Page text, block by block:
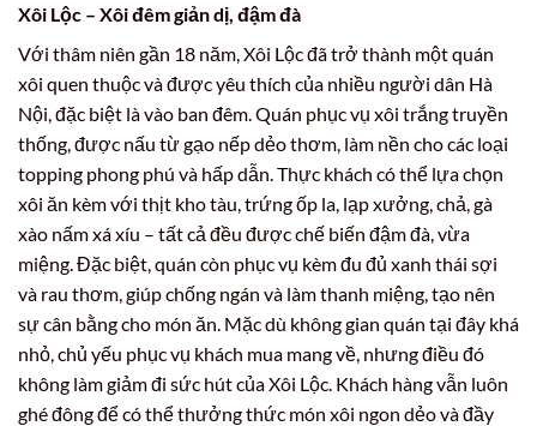
Xôi Lộc – Xôi đêm giản dị, đậm đà
Với thâm niên gần 18 năm, Xôi Lộc đã trở thành một quán
xôi quen thuộc và được yêu thích của nhiều người dân Hà
Nội, đặc biệt là vào ban đêm. Quán phục vụ xôi trắng truyền
thống, được nấu từ gạo nếp dẻo thơm, làm nền cho các loại
topping phong phú và hấp dẫn. Thực khách có thể lựa chọn
xôi ăn kèm với thịt kho tàu, trứng ốp la, lạp xưởng, chả, gà
xào nấm xá xíu – tất cả đều được chế biến đậm đà, vừa
miệng. Đặc biệt, quán còn phục vụ kèm đu đủ xanh thái sợi
và rau thơm, giúp chống ngán và làm thanh miệng, tạo nên
sự cân bằng cho món ăn. Mặc dù không gian quán tại đây khá
nhỏ, chủ yếu phục vụ khách mua mang về, nhưng điều đó
không làm giảm đi sức hút của Xôi Lộc. Khách hàng vẫn luôn
ghé đông để có thể thưởng thức món xôi ngon dẻo và đầy